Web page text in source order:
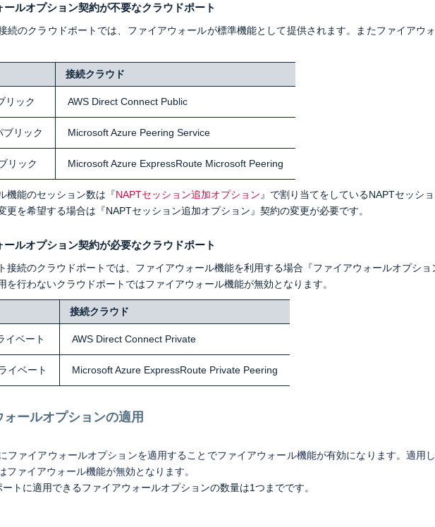
ールオプション契約が不要なクラウドポート
続のクラウドポートでは、ファイアウォールが標準機能として提供されます。またファイアウ
接続クラウド
リック AWS Direct Connect Public
ブリック Microsoft Azure Peering Service
リック Microsoft Azure ExpressRoute Microsoft Peering
機能のセッション数は『NAPTセッション追加オプション 』で割り当てをしているNAPTセッシ
更を希望する場合は『NAPTセッション追加オプション』契約の変更が必要です。
ールオプション契約が必要なクラウドポート
接続のクラウドポートでは、ファイアウォール機能を利用する場合『ファイアウォールオプショ
を行わないクラウドポートではファイアウォール機能が無効となります。
接続クラウド
イベート AWS Direct Connect Private
イベート Microsoft Azure ExpressRoute Private Peering
ォールオプションの適用
ファイアウォールオプションを適用することでファイアウォール機能が有効になります。適用
ファイアウォール機能が無効となります。
トに適用できるファイアウォールオプションの数量は1つまでです。